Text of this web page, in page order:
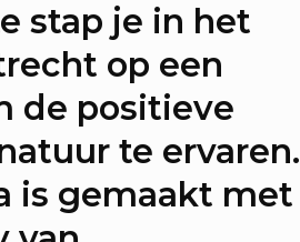
Onze stad,
met het
stap je in het
op een
de positieve
te ervaren.
is gemaakt met